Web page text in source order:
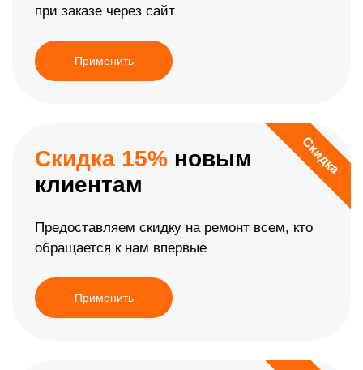
при заказе через сайт
Применить
Скидка
Скидка 15% новым
клиентам
Предоставляем скидку на ремонт всем, кто
обращается к нам впервые
Применить